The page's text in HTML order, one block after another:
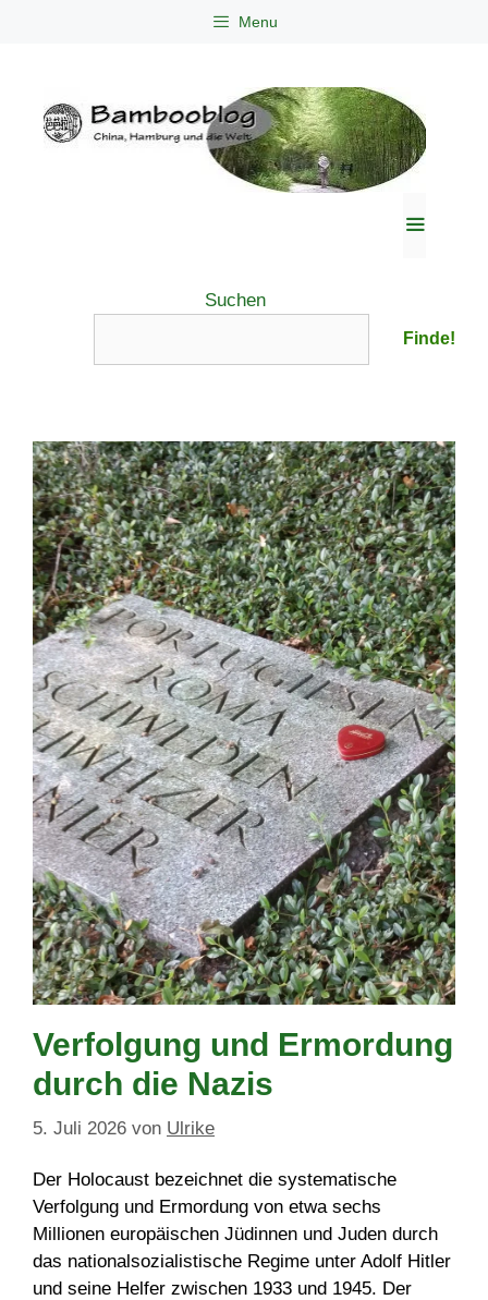
Menu
Suchen
Finde!
Verfolgung und Ermordung
durch die Nazis
5. Juli 2026 von Ulrike
Der Holocaust bezeichnet die systematische
Verfolgung und Ermordung von etwa sechs
Millionen europäischen Jüdinnen und Juden durch
das nationalsozialistische Regime unter Adolf Hitler
und seine Helfer zwischen 1933 und 1945. Der